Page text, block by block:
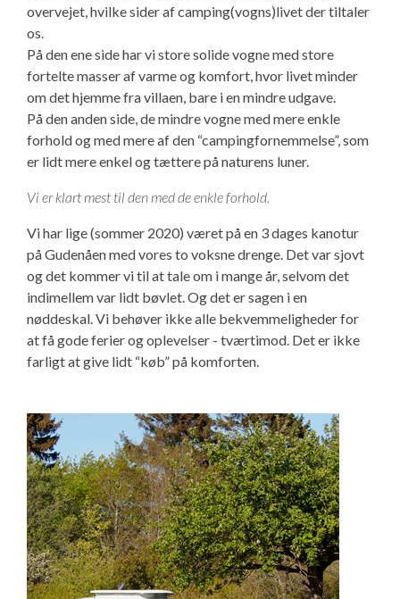
overvejet, hvilke sider af camping(vogns)livet der tiltaler
os.
På den ene side har vi store solide vogne med store
fortelte masser af varme og komfort, hvor livet minder
om det hjemme fra villaen, bare i en mindre udgave.
På den anden side, de mindre vogne med mere enkle
forhold og med mere af den “campingfornemmelse”, som
er lidt mere enkel og tættere på naturens luner.
Vi er klart mest til den med de enkle forhold.
Vi har lige (sommer 2020) været på en 3 dages kanotur
på Gudenåen med vores to voksne drenge. Det var sjovt
og det kommer vi til at tale om i mange år, selvom det
indimellem var lidt bøvlet. Og det er sagen i en
nøddeskal. Vi behøver ikke alle bekvemmeligheder for
at få gode ferier og oplevelser - tværtimod. Det er ikke
farligt at give lidt “køb” på komforten.